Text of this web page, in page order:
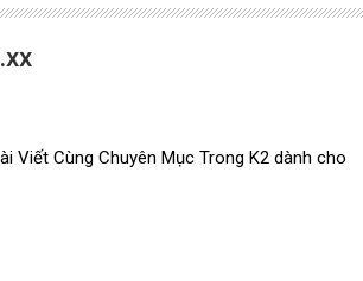
Viết Cùng Chuyên Mục Trong K2 dành cho